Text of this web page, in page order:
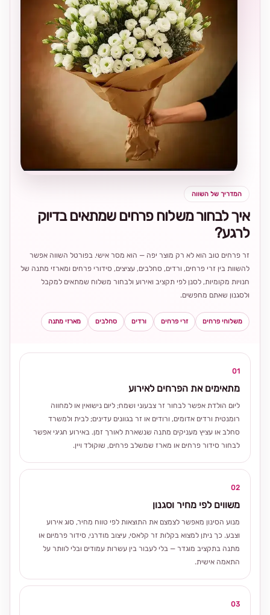
המדריך של השווה
איך לבחור משלוח פרחים שמתאים בדיוק
לרגע?
זר פרחים טוב הוא לא רק מוצר יפה — הוא מסר אישי. בפורטל השווה אפשר
להשוות בין זרי פרחים, ורדים, סחלבים, עציצים, סידורי פרחים ומארזי מתנה של
חנויות מקומיות, לסנן לפי תקציב ואירוע ולבחור משלוח שמתאים למקבל
ולסגנון שאתם מחפשים.
משלוחי פרחים זרי פרחים ורדים סחלבים מארזי מתנה
01
מתאימים את הפרחים לאירוע
ליום הולדת אפשר לבחור זר צבעוני ושמח; ליום נישואין או למחווה
רומנטית ורדים אדומים, ורודים או זר בגוונים עדינים; לבית ולמשרד
סחלב או עציץ מעניקים מתנה שנשארת לאורך זמן. באירוע חגיגי אפשר
לבחור סידור פרחים או מארז שמשלב פרחים, שוקולד ויין.
02
משווים לפי מחיר וסגנון
מנוע הסינון מאפשר לצמצם את התוצאות לפי טווח מחיר, סוג אירוע
וצבע. כך ניתן למצוא בקלות זר קלאסי, עיצוב מודרני, סידור פרמיום או
מתנה בתקציב מוגדר — בלי לעבור בין עשרות עמודים ובלי לוותר על
התאמה אישית.
03